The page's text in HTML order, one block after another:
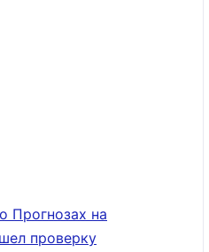
Прогнозах на
проверку